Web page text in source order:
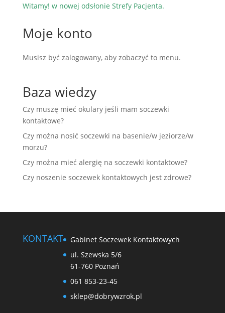
Witamy! w nowej odsłonie Strefy Pacjenta.
Moje konto
Musisz być zalogowany, aby zobaczyć to menu.
Baza wiedzy
Czy muszę mieć okulary jeśli mam soczewki
kontaktowe?
Czy można nosić soczewki na basenie/w jeziorze/w
morzu?
Czy można mieć alergię na soczewki kontaktowe?
Czy noszenie soczewek kontaktowych jest zdrowe?
KONTAKT
Gabinet Soczewek Kontaktowych
ul. Szewska 5/6
61-760 Poznań
061 853-23-45
sklep@dobrywzrok.pl